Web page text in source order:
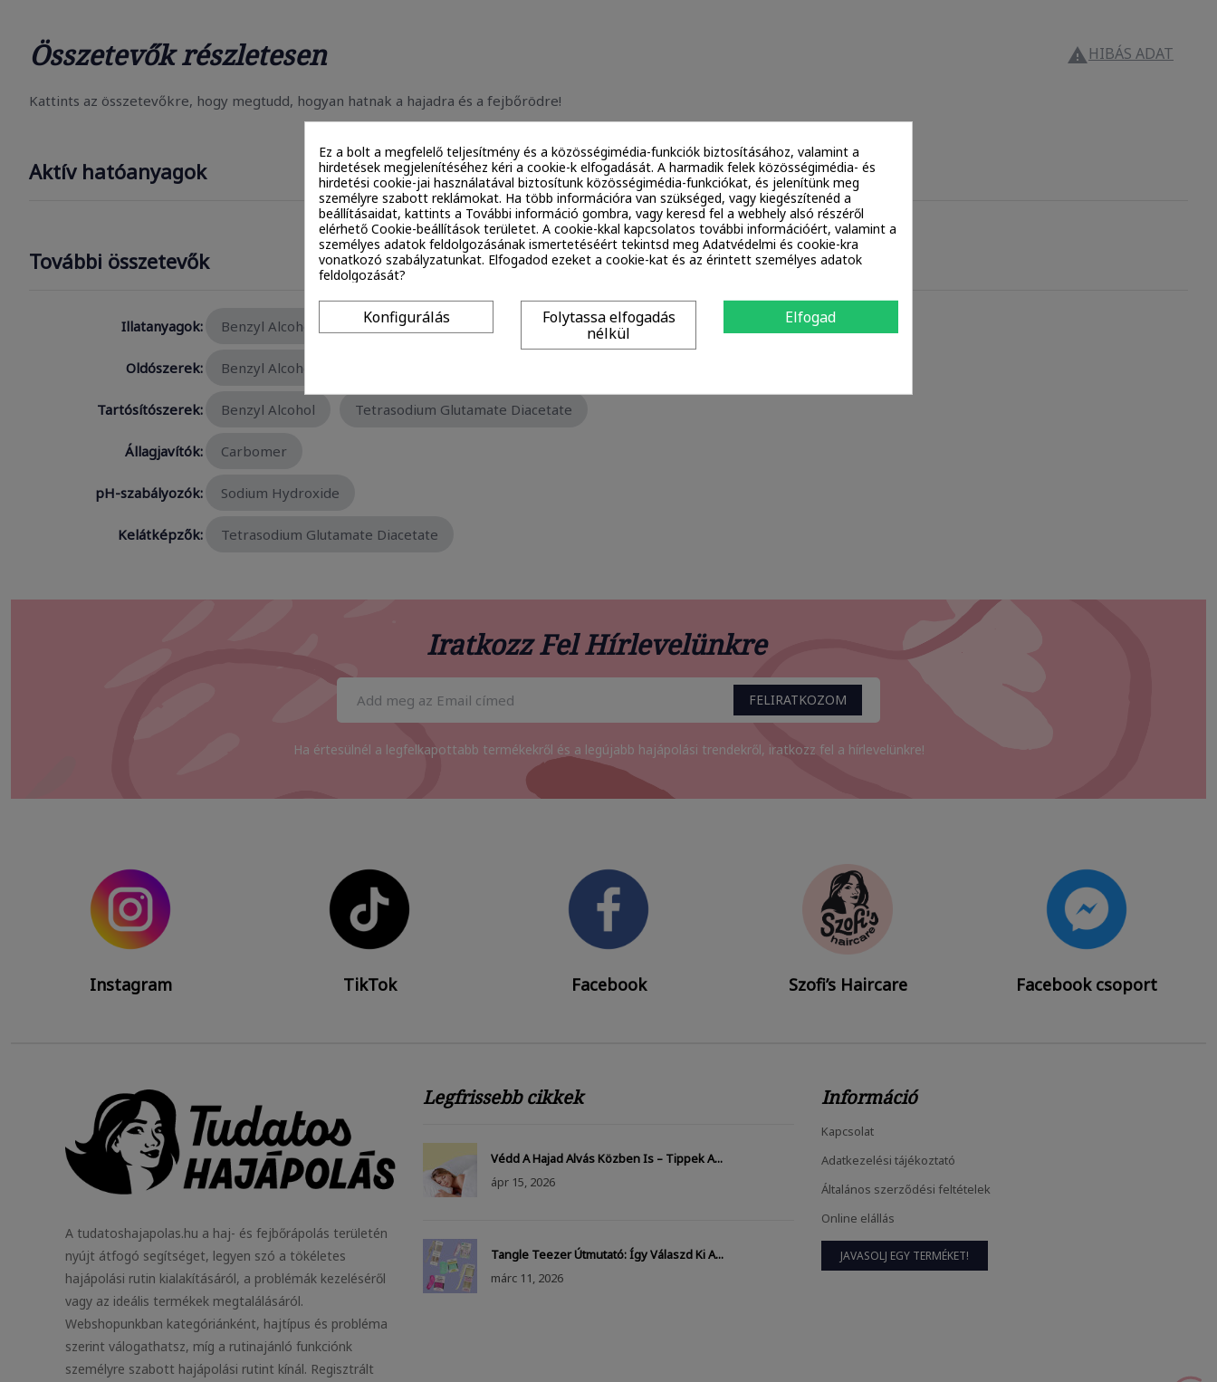
HIBÁS ADAT
Összetevők részletesen
Kattints az összetevőkre, hogy megtudd, hogyan hatnak a hajadra és a fejbőrödre!
Aktív hatóanyagok
További összetevők
Illatanyagok: Benzyl Alcohol Coumarin Parfum / Fragrance
Oldószerek: Benzyl Alcohol
Tartósítószerek: Benzyl Alcohol Tetrasodium Glutamate Diacetate
Állagjavítók: Carbomer
pH-szabályozók: Sodium Hydroxide
Kelátképzők: Tetrasodium Glutamate Diacetate
Iratkozz Fel Hírlevelünkre
FELIRATKOZOM
Ha értesülnél a legfelkapottabb termékekről és a legújabb hajápolási trendekről, iratkozz fel a hírlevelünkre!
Instagram TikTok Facebook Szofi’s Haircare Facebook csoport
A tudatoshajapolas.hu a haj- és fejbőrápolás területén
nyújt átfogó segítséget, legyen szó a tökéletes
hajápolási rutin kialakításáról, a problémák kezeléséről
vagy az ideális termékek megtalálásáról.
Webshopunkban kategóriánként, hajtípus és probléma
szerint válogathatsz, míg a rutinajánló funkciónk
személyre szabott hajápolási rutint kínál. Regisztrált
Legfrissebb cikkek
Védd A Hajad Alvás Közben Is – Tippek A...
ápr 15, 2026
Tangle Teezer Útmutató: Így Válaszd Ki A...
márc 11, 2026
Hajnövesztő Kihívás: 10 Hét, Amiben...
febr 24, 2026
A Hajnövesztés Tudománya És A Belső...
Információ
Kapcsolat
Adatkezelési tájékoztató
Általános szerződési feltételek
Online elállás
JAVASOLJ EGY TERMÉKET!
Ez a bolt a megfelelő teljesítmény és a közösségimédia-funkciók biztosításához, valamint a
hirdetések megjelenítéséhez kéri a cookie-k elfogadását. A harmadik felek közösségimédia- és
hirdetési cookie-jai használatával biztosítunk közösségimédia-funkciókat, és jelenítünk meg
személyre szabott reklámokat. Ha több információra van szükséged, vagy kiegészítenéd a
beállításaidat, kattints a További információ gombra, vagy keresd fel a webhely alsó részéről
elérhető Cookie-beállítások területet. A cookie-kkal kapcsolatos további információért, valamint a
személyes adatok feldolgozásának ismertetéséért tekintsd meg Adatvédelmi és cookie-kra
vonatkozó szabályzatunkat. Elfogadod ezeket a cookie-kat és az érintett személyes adatok
feldolgozását?
Elfogad
Folytassa elfogadás
nélkül
Konfigurálás